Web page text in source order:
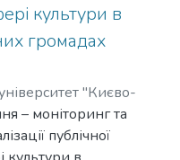
культури в
громадах
"Києво-
,2025)
– моніторинг та
публічної